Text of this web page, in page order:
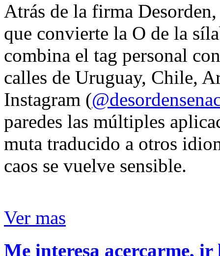
Atrás de la firma
que convierte la O de la
combina el tag personal
calles de Uruguay, Chile,
Instagram (
paredes las múltiples
muta traducido a otros
caos se vuelve sensible.
Ver mas
Me interesa acercarme,